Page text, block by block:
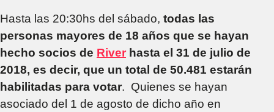
Hasta las 20:30hs del sábado, todas las
personas mayores de 18 años que se hayan
hecho socios de River hasta el 31 de julio de
2018, es decir, que un total de 50.481 estarán
habilitadas para votar. Quienes se hayan
asociado del 1 de agosto de dicho año en